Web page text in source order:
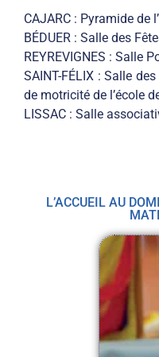
CAJARC : Pyramide de
BÉDUER : Salle des
REYREVIGNES : Salle
SAINT-FÉLIX : Salle
de motricité de l’école
LISSAC : Salle
L’ACCUEIL AU DOMICILE DES ASSISTANT(E)S